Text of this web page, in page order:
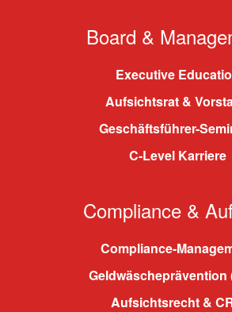
Board &
Executive
Aufsichtsrat &
Geschäftsführer-
C-Level Karriere
Compliance &
Compliance-
Geldwäscheprävention
Aufsichtsrecht &